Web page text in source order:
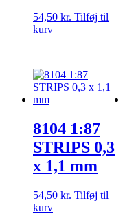
54,50 kr. Tilføj til
kurv
8104 1:87
STRIPS 0,3
x 1,1 mm
54,50 kr. Tilføj til
kurv